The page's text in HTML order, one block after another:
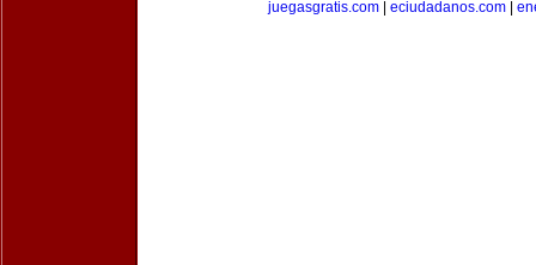
juegasgratis.com
eciudadanos.com